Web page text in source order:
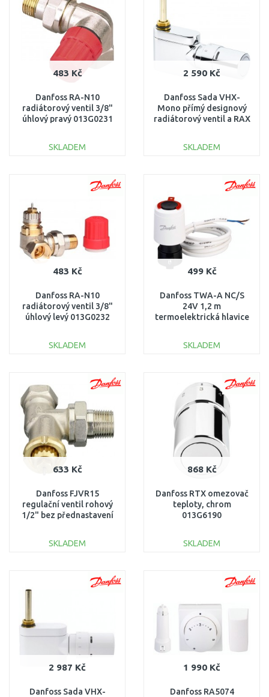
483 Kč
Danfoss RA-N10
radiátorový ventil 3/8"
úhlový pravý 013G0231
SKLADEM
2 590 Kč
Danfoss Sada VHX-
Mono přímý designový
radiátorový ventil a RAX
SKLADEM
483 Kč
Danfoss RA-N10
radiátorový ventil 3/8"
úhlový levý 013G0232
SKLADEM
Porovnat
499 Kč
Danfoss TWA-A NC/S
24V 1,2 m
termoelektrická hlavice
SKLADEM
Porovnat
633 Kč
Danfoss FJVR15
regulační ventil rohový
1/2" bez přednastavení
SKLADEM
868 Kč
Danfoss RTX omezovač
teploty, chrom
013G6190
SKLADEM
2 987 Kč
Danfoss Sada VHX-
1 990 Kč
Danfoss RA5074